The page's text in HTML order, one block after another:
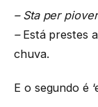
– Sta per
–Está prestes
chuva.
E o segundo é